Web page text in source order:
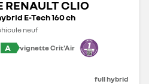
RENAULT CLIO
E-Tech 160 ch
neuf
A vignette Crit'Air
full hybrid